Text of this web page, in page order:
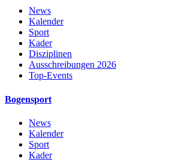
News
Kalender
Sport
Kader
Disziplinen
Ausschreibungen 2026
Top-Events
Bogensport
News
Kalender
Sport
Kader